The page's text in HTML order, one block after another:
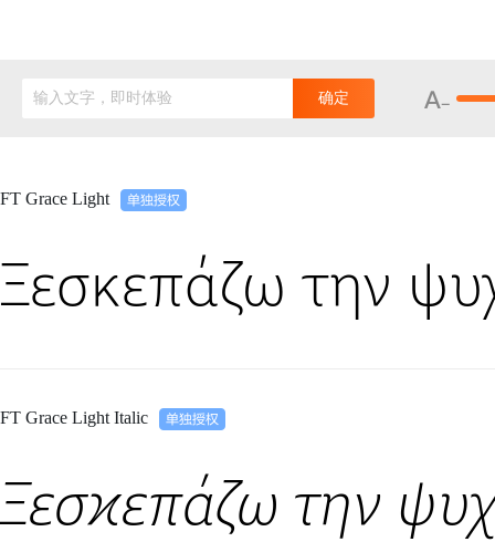
输入文字，即时体验 确定
FT Grace Light
Ξεσκεπάζω την
FT Grace Light Italic
Ξεσκεπάζω την